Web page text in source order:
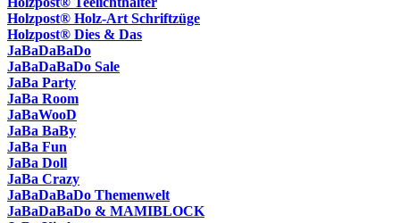
Holzpost® Holz-Art Schriftzüge
Holzpost® Dies & Das
JaBaDaBaDo
JaBaDaBaDo Sale
JaBa Party
JaBa Room
JaBaWooD
JaBa BaBy
JaBa Fun
JaBa Doll
JaBa Crazy
JaBaDaBaDo Themenwelt
JaBaDaBaDo & MAMIBLOCK